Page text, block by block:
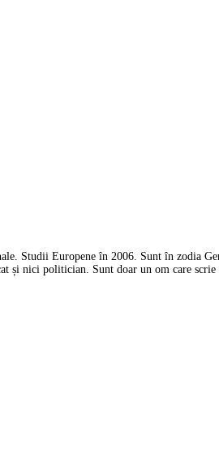
Studii Europene în 2006. Sunt în zodia
și nici politician. Sunt doar un om care